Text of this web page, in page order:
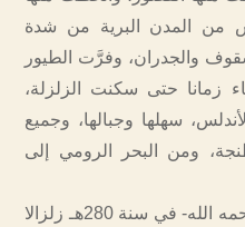
من المدن البرية من شدة
والجدران، وفرَّت الطيور
زمانا حتى سكنت الزلزلة،
سهلها وجبالها، وجميع
ومن البحر الرومي إلى
ويوثق لنا الإمام (ابن الجوزي) -رحمه الله- في سنة 280هـ زلزالا